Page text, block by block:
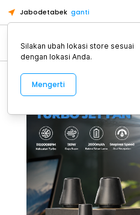
Jabodetabek ganti
Alat Kopi
Silakan ubah lokasi store sesuai
dengan lokasi Anda.
Mengerti